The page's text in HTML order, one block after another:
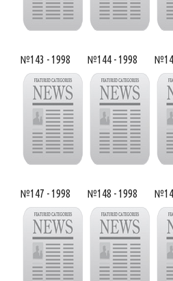
№143 - 1998 №144 - 1998
№147 - 1998 №148 - 1998